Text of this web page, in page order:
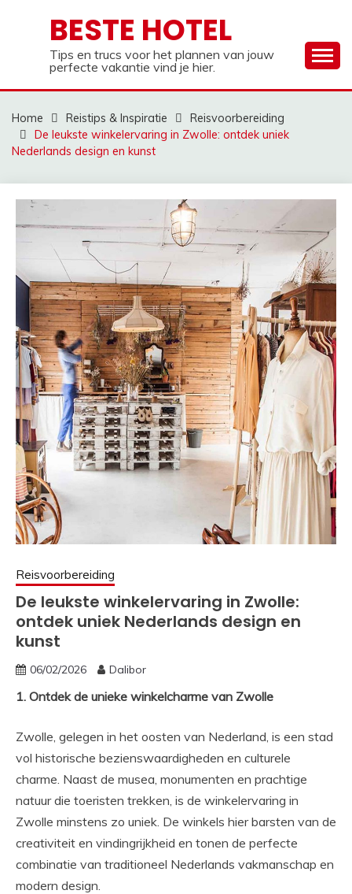
BESTE HOTEL
Tips en trucs voor het plannen van jouw
perfecte vakantie vind je hier.
Home Reistips & Inspiratie
Reisvoorbereiding
De leukste winkelervaring in Zwolle: ontdek uniek
Nederlands design en kunst
Reisvoorbereiding
De leukste winkelervaring in Zwolle:
ontdek uniek Nederlands design en
kunst
06/02/2026 Dalibor
1. Ontdek de unieke winkelcharme van Zwolle
Zwolle, gelegen in het oosten van Nederland, is een stad
vol historische bezienswaardigheden en culturele
charme. Naast de musea, monumenten en prachtige
natuur die toeristen trekken, is de winkelervaring in
Zwolle minstens zo uniek. De winkels hier barsten van de
creativiteit en vindingrijkheid en tonen de perfecte
combinatie van traditioneel Nederlands vakmanschap en
modern design.